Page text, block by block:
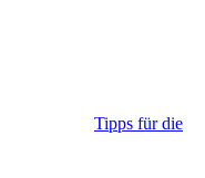
Tipps für die